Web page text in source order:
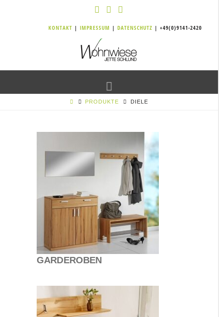
KONTAKT | IMPRESSUM | DATENSCHUTZ | +49(0)9141-2420
PRODUKTE DIELE
GARDEROBEN